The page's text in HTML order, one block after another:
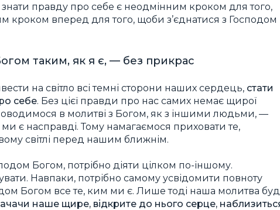
знати правду про себе є неодмінним кроком для того,
кроком вперед для того, щоби з’єднатися з Господом
таким, як я є, — без прикрас
на світло всі темні сторони наших сердець, стати
себе. Без цієї правди про нас самих немає щирої
в молитві з Богом, як з іншими людьми, —
є насправді. Тому намагаємося приховати те,
світлі перед нашим ближнім.
Богом, потрібно діяти цілком по-іншому.
Навпаки, потрібно самому усвідомити повноту
Богом все те, ким ми є. Лише тоді наша молитва
наше щире, відкрите до нього серце,